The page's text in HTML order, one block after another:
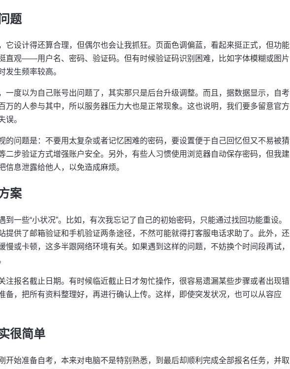
题
它设计得还算合理，但偶尔也会让我抓狂。页面色调偏蓝，看起来挺正式，但功能
直观——用户名、密码、验证码。但有时候验证码识别困难，比如字体模糊或图片
发生频率较高。
一度以为自己账号出问题了，其实那只是后台升级调整。而且，据数据显示，自考
万的人参与其中，所以服务器压力大也是正常现象。这也说明，我们要多留意官方
误。
的问题是：不要用太复杂或者记忆困难的密码，要设置便于自己回忆但又不易被猜
二步验证方式增强账户安全。另外，有些人习惯使用浏览器自动保存密码，但我建
息泄露给他人，以免造成麻烦。
案
一些“小状况”。比如，有次我忘记了自己的初始密码，只能通过找回功能重设。
提供了邮箱验证和手机验证两条途径，不然可能就得打客服电话求助了。此外，还
慢或卡顿，这多半跟网络环境有关。如果遇到这样的问题，不妨换个时间段再试，
注报名截止日期。有时候临近截止日才匆忙操作，很容易遗漏某些步骤或者出现错
备，把所有资料整理好，再进行确认上传。这样，即使突发状况，也可以从容应
很简单
开始准备自考，本来对电脑不是特别熟悉，到最后却顺利完成全部报名任务，并取